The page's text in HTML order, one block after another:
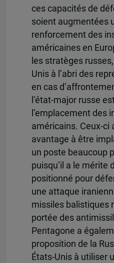
ces capacités de
soient augmentées
renforcement des
américaines en
les stratèges
Unis à l’abri des
en cas
l’état-major russe
l’emplacement des
américains. Ceux-ci
avantage à être
un poste beaucoup
puisqu’il a le mérite
positionné pour
une attaque
missiles balistiques
portée des
Pentagone a
proposition de la
États-Unis à utiliser